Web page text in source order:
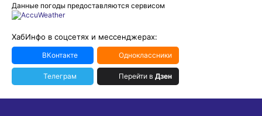
Данные погоды предоставляются сервисом
ХабИнфо в соцсетях и мессенджерах:
ВКонтакте Одноклассники
Телеграм Перейти в Дзен